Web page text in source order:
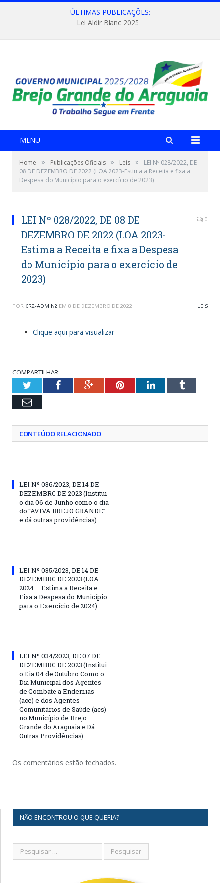
ÚLTIMAS PUBLICAÇÕES:
Lei Aldir Blanc 2025
MENU
Home » Publicações Oficiais » Leis »
LEI Nº 028/2022, DE
08 DE DEZEMBRO DE 2022 (LOA 2023-Estima a Receita e fixa a
Despesa do Município para o exercício de 2023)
LEI Nº 028/2022, DE 08 DE
DEZEMBRO DE 2022 (LOA 2023-
Estima a Receita e fixa a Despesa
do Município para o exercício de
2023)
0
POR CR2-ADMIN2 EM 8 DE DEZEMBRO DE 2022 LEIS
Clique aqui para visualizar
COMPARTILHAR:
TwitterFacebookGoogle+PinterestLinkedInTumblr
Email
CONTEÚDO RELACIONADO
LEI Nº 036/2023, DE 14 DE
DEZEMBRO DE 2023 (Institui
o dia 06 de Junho como o dia
do “AVIVA BREJO GRANDE”
e dá outras providências)
LEI Nº 035/2023, DE 14 DE
DEZEMBRO DE 2023 (LOA
2024 – Estima a Receita e
Fixa a Despesa do Município
para o Exercício de 2024)
LEI Nº 034/2023, DE 07 DE
DEZEMBRO DE 2023 (Institui
o Dia 04 de Outubro Como o
Dia Municipal dos Agentes
de Combate a Endemias
(ace) e dos Agentes
Comunitários de Saúde (acs)
no Município de Brejo
Grande do Araguaia e Dá
Outras Providências)
Os comentários estão fechados.
NÃO ENCONTROU O QUE QUERIA?